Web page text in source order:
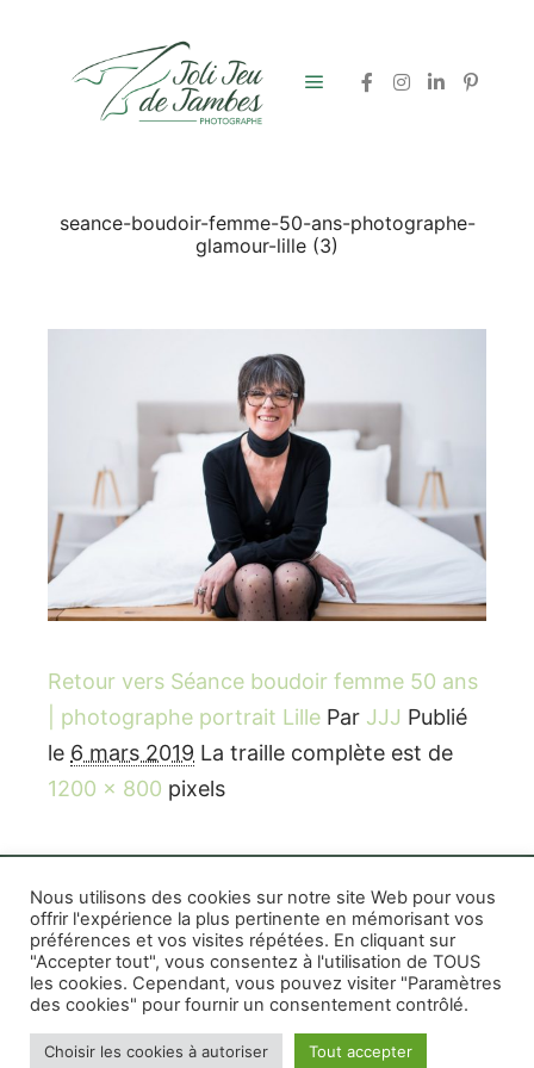
seance-boudoir-femme-50-ans-photographe-
glamour-lille (3)
Retour vers Séance boudoir femme 50 ans
| photographe portrait Lille Par JJJ Publié
le 6 mars 2019 La traille complète est de
1200 × 800 pixels
Rife WordPress Theme|Photographe boudoir et
photo thérapeutique Montréal Lille Avignon
Photographe mariage et famille Montréal|
Photographe commercial Montréal|Mentions
Nous utilisons des cookies sur notre site Web pour vous
offrir l'expérience la plus pertinente en mémorisant vos
préférences et vos visites répétées. En cliquant sur
"Accepter tout", vous consentez à l'utilisation de TOUS
les cookies. Cependant, vous pouvez visiter "Paramètres
des cookies" pour fournir un consentement contrôlé.
Choisir les cookies à autoriser Tout accepter